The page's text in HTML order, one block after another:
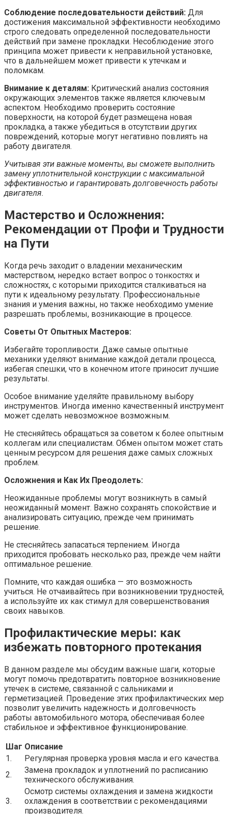
Соблюдение последовательности действий: Для
достижения максимальной эффективности необходимо
строго следовать определенной последовательности
действий при замене прокладки. Несоблюдение этого
принципа может привести к неправильной установке,
что в дальнейшем может привести к утечкам и
поломкам.
Внимание к деталям: Критический анализ состояния
окружающих элементов также является ключевым
аспектом. Необходимо проверить состояние
поверхности, на которой будет размещена новая
прокладка, а также убедиться в отсутствии других
повреждений, которые могут негативно повлиять на
работу двигателя.
Учитывая эти важные моменты, вы сможете выполнить
замену уплотнительной конструкции с максимальной
эффективностью и гарантировать долговечность работы
двигателя.
Мастерство и Осложнения:
Рекомендации от Профи и Трудности
на Пути
Когда речь заходит о владении механическим
мастерством, нередко встает вопрос о тонкостях и
сложностях, с которыми приходится сталкиваться на
пути к идеальному результату. Профессиональные
знания и умения важны, но также необходимо умение
разрешать проблемы, возникающие в процессе.
Советы От Опытных Мастеров:
Избегайте торопливости. Даже самые опытные
механики уделяют внимание каждой детали процесса,
избегая спешки, что в конечном итоге приносит лучшие
результаты.
Особое внимание уделяйте правильному выбору
инструментов. Иногда именно качественный инструмент
может сделать невозможное возможным.
Не стесняйтесь обращаться за советом к более опытным
коллегам или специалистам. Обмен опытом может стать
ценным ресурсом для решения даже самых сложных
проблем.
Осложнения и Как Их Преодолеть:
Неожиданные проблемы могут возникнуть в самый
неожиданный момент. Важно сохранять спокойствие и
анализировать ситуацию, прежде чем принимать
решение.
Не стесняйтесь запасаться терпением. Иногда
приходится пробовать несколько раз, прежде чем найти
оптимальное решение.
Помните, что каждая ошибка — это возможность
учиться. Не отчаивайтесь при возникновении трудностей,
а используйте их как стимул для совершенствования
своих навыков.
Профилактические меры: как
избежать повторного протекания
В данном разделе мы обсудим важные шаги, которые
могут помочь предотвратить повторное возникновение
утечек в системе, связанной с сальниками и
герметизацией. Проведение этих профилактических мер
позволит увеличить надежность и долговечность
работы автомобильного мотора, обеспечивая более
стабильное и эффективное функционирование.
Шаг Описание
1.
Регулярная проверка уровня масла и его качества.
2.
Замена прокладок и уплотнений по расписанию
технического обслуживания.
3.
Осмотр системы охлаждения и замена жидкости
охлаждения в соответствии с рекомендациями
производителя.